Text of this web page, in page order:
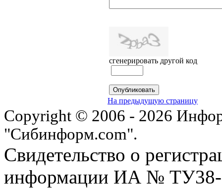
сгенерировать другой код
На предыдущую страницу
Copyright © 2006 - 2026
"Сибинформ.com".
Свидетельство о
информации ИА № ТУ38-